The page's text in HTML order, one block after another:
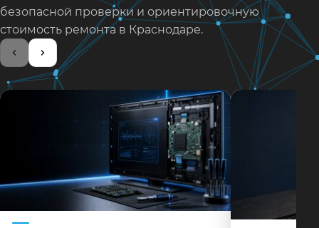
безопасной проверки и ориентировочную
стоимость ремонта в Краснодаре.